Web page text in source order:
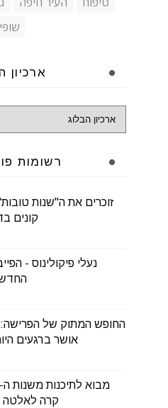
ארכיון
רשומות
זוכרים את ה"שנות
קונים
נעלי פיקולינוס -
החופש המתוק של
אושר ברגעים
קרה לאלטה